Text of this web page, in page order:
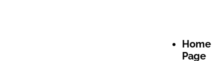
Home
Page